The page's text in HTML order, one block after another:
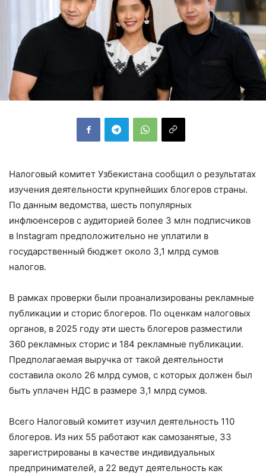
Налоговый комитет Узбекистана сообщил о результатах
изучения деятельности крупнейших блогеров страны.
По данным ведомства, шесть популярных
инфлюенсеров с аудиторией более 3 млн подписчиков
в Instagram предположительно не уплатили в
государственный бюджет около 3,1 млрд сумов
налогов.
В рамках проверки были проанализированы рекламные
публикации и сторис блогеров. По оценкам налоговых
органов, в 2025 году эти шесть блогеров разместили
360 рекламных сторис и 184 рекламные публикации.
Предполагаемая выручка от такой деятельности
составила около 26 млрд сумов, с которых должен был
быть уплачен НДС в размере 3,1 млрд сумов.
Всего Налоговый комитет изучил деятельность 110
блогеров. Из них 55 работают как самозанятые, 33
зарегистрированы в качестве индивидуальных
предпринимателей, а 22 ведут деятельность как